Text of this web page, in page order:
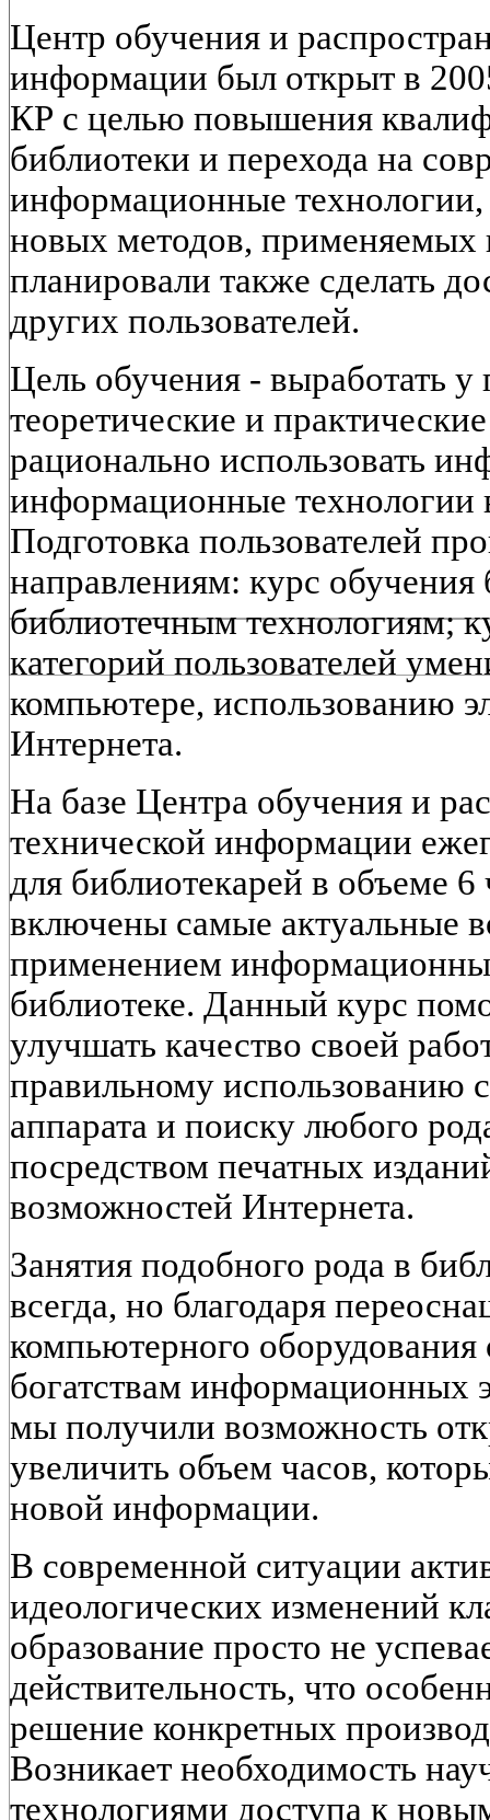
Центр обучения и
информации был открыт в
КР с целью повышения
библиотеки и перехода на
информационные
новых методов, применяемых
планировали также сделать
других пользователей.
Цель обучения - выработать у
теоретические и
рационально использовать
информационные технологии
Подготовка пользователей
направлениям: курс
библиотечным технологиям;
категорий пользователей
компьютере, использованию
Интернета.
На базе Центра обучения и
технической информации
для библиотекарей в объеме 6
включены самые актуальные
применением
библиотеке. Данный курс
улучшать качество своей
правильному использованию
аппарата и поиску любого
посредством печатных
возможностей Интернета.
Занятия подобного рода в
всегда, но благодаря
компьютерного оборудования
богатствам информационных
мы получили возможность
увеличить объем часов,
новой информации.
В современной ситуации
идеологических изменений
образование просто не
действительность, что
решение конкретных
Возникает необходимость
технологиями доступа к